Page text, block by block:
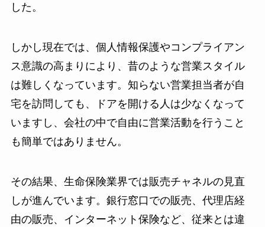
した。
しかし現在では、個人情報保護やコンプライアン
ス意識の高まりにより、昔のような営業スタイル
は難しくなっています。知らない営業担当者が自
宅を訪問しても、ドアを開ける人は少なくなって
いますし、会社の中で自由に営業活動を行うこと
も簡単ではありません。
その結果、生命保険業界では販売チャネルの見直
しが進んでいます。銀行窓口での販売、代理店経
由の販売、インターネット保険など、従来とは違